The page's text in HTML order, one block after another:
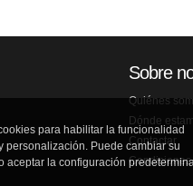
Sobre
Quiénes
Dónde
Contactar
para habilitar la funcionalidad
Puede cambiar su
aceptar la configuración